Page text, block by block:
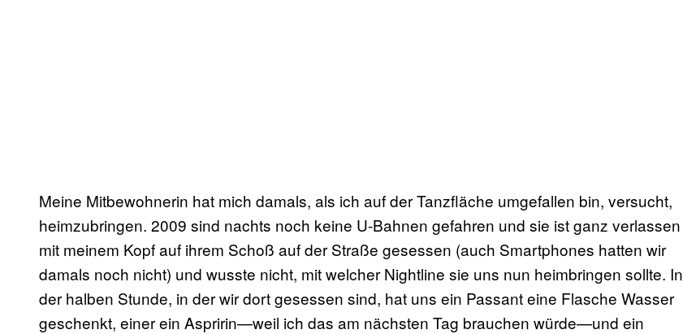
Meine Mitbewohnerin hat mich damals, als ich auf der Tanzfläche umgefallen bin, versucht,
heimzubringen. 2009 sind nachts noch keine U-Bahnen gefahren und sie ist ganz verlassen
mit meinem Kopf auf ihrem Schoß auf der Straße gesessen (auch Smartphones hatten wir
damals noch nicht) und wusste nicht, mit welcher Nightline sie uns nun heimbringen sollte. In
der halben Stunde, in der wir dort gesessen sind, hat uns ein Passant eine Flasche Wasser
geschenkt, einer ein Aspririn—weil ich das am nächsten Tag brauchen würde—und ein